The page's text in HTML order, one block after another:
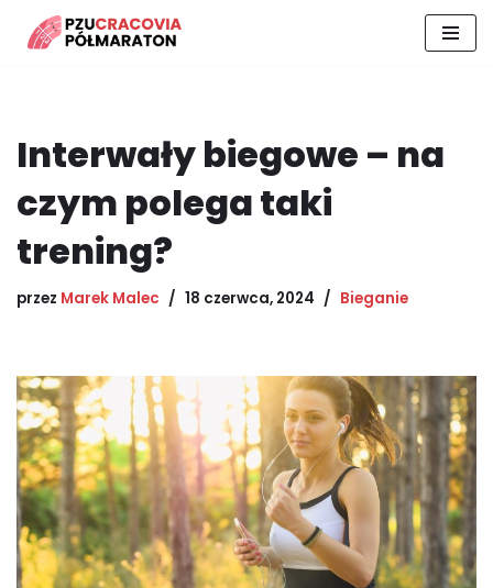
Interwały biegowe – na
czym polega taki
trening?
przez Marek Malec 18 czerwca, 2024 Bieganie